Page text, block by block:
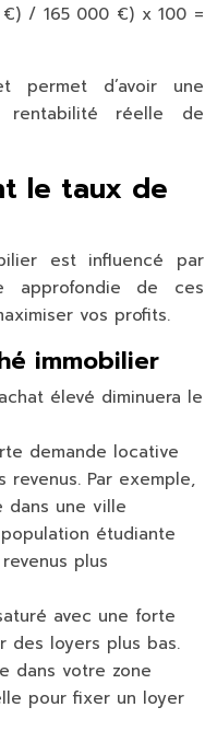
/ 165 000 €) x 100 =
d’avoir une
rentabilité réelle de
le taux de
est influencé par
approfondie de ces
vos profits.
immobilier
élevé diminuera le
demande locative
Par exemple,
dans une ville
étudiante
plus
avec une forte
des loyers plus bas.
dans votre zone
pour fixer un loyer